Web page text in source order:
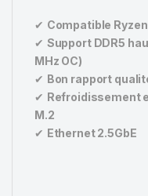
✔ Compatible
✔ Support DDR5
MHz OC)
✔ Bon rapport
✔ Refroidissement
M.2
✔ Ethernet 2.5GbE